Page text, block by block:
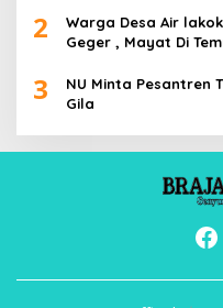
2
Warga Desa Air
Geger , Mayat Di
3
NU Minta Pesantren
Gila